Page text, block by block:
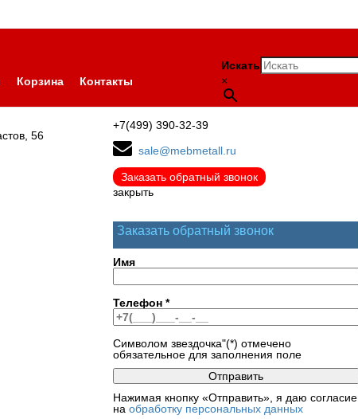
Корзина Контакты
Искать
×
56
+7(499) 390-32-39
sale@mebmetall.ru
Заказать обратный звонок
закрыть
Заказать обратный звонок
Имя
Телефон *
Символом звездочка"(*) отмечено
обязательное для заполнения поле
Нажимая кнопку «Отправить», я даю согласие
на обработку персональных данных